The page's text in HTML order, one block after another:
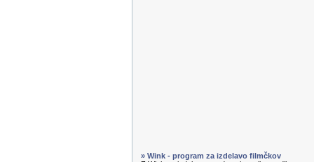
» Wink - program za izdelavo filmčkov